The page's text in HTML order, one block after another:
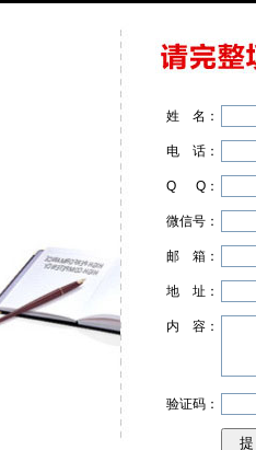
姓 名 ：
电 话 ：
Q Q ：
微信号：
邮 箱 ：
地 址 ：
内 容 ：
验证码：